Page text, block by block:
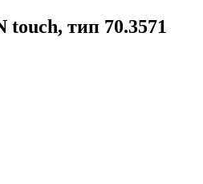
touch, тип 70.3571